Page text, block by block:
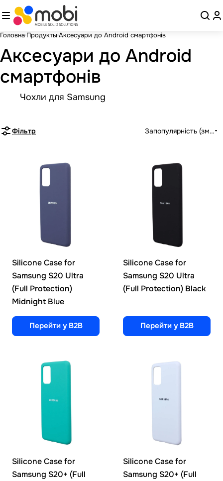
Головна Продукты Аксесуари до Android смартфонів
Аксесуари до Android
смартфонів
Чохли для Samsung
Фільтр Запопулярність
Silicone Case for
Samsung S20 Ultra
(Full Protection)
Midnight Blue
Перейти у B2B
Silicone Case for
Samsung S20 Ultra
(Full Protection) Black
Перейти у B2B
Silicone Case for
Samsung S20+ (Full
Silicone Case for
Samsung S20+ (Full